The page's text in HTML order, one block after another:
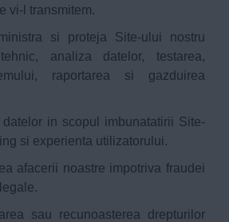
vi-l transmitem.
si proteja Site-ului nostru
analiza datelor, testarea,
raportarea si gazduirea
in scopul imbunatatirii Site-
si experienta utilizatorului.
afacerii noastre impotriva fraudei
sau recunoasterea drepturilor